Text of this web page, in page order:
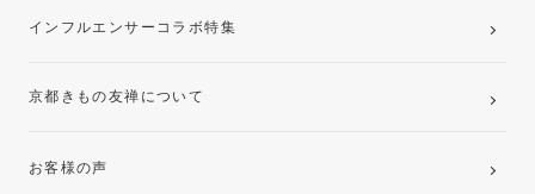
インフルエンサーコラボ特集
京都きもの友禅について
お客様の声